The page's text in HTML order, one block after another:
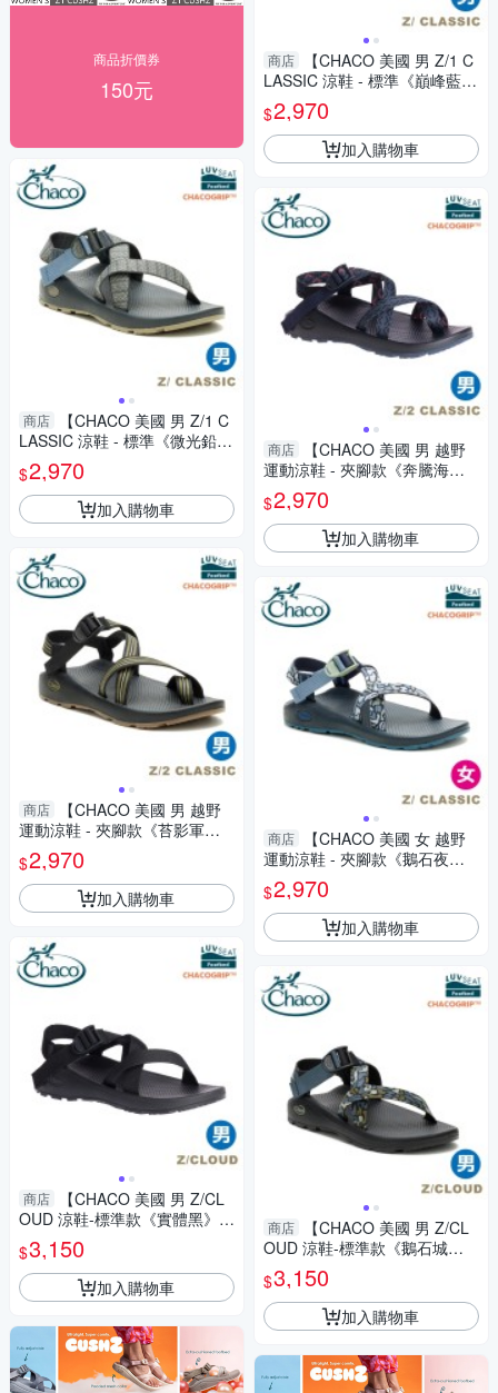
商品折價券
150元
商店
【CHACO 美國 男 Z/1 C
LASSIC 涼鞋 - 標準《微光鉛
影》】CH-ZCM01HM25/旅遊/
健行/攀岩/急流泛舟
$2,970
加入購物車
商店
【CHACO 美國 男 越野
運動涼鞋 - 夾腳款《苔影軍
風》】CH-ZCM02HM33/健行/
攀岩/沙地/溯溪/水上休閒
$2,970
加入購物車
商店
【CHACO 美國 男 Z/CL
OUD 涼鞋-標準款《實體黑》】
CH-ZLM01H507/越野/舒壓/健
行/攀岩/溯溪/泛舟
$3,150
加入購物車
商店
【CHACO 美國 男 Z/1 C
LASSIC 涼鞋 - 標準《巔峰藍
夜》】CH-ZCM01HL70/旅遊/
健行/攀岩/急流泛舟
$2,970
加入購物車
商店
【CHACO 美國 男 越野
運動涼鞋 - 夾腳款《奔騰海
洋》】CH-ZCM02HL85/健行/
攀岩/沙地/溯溪/水上休閒
$2,970
加入購物車
商店
【CHACO 美國 女 越野
運動涼鞋 - 夾腳款《鵝石夜
藍》】CH-ZCW01HM27/旅遊/
健行/攀岩/急流泛舟
$2,970
加入購物車
商店
【CHACO 美國 男 Z/CL
OUD 涼鞋-標準款《鵝石城
灰》】CH-ZLM01HM39/越野/
舒壓/健行/攀岩/溯溪/泛舟
$3,150
加入購物車